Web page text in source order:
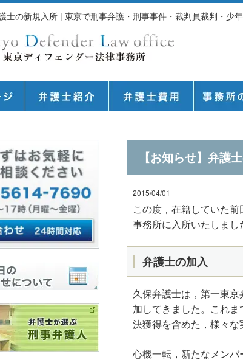
士の新規入所 | 東京で刑事弁護・刑事事件・裁判員裁判・少
【お知らせ】弁護
2015/04/01
この度，在籍していた
事務所に入所いたしまし
弁護士の加入
久保弁護士は，第一東
加してきました。これ
決獲得を含めた，様々な
心機一転，新たなメン